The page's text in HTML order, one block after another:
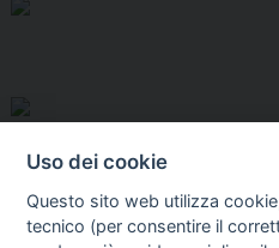
Uso dei cookie
Questo sito web utilizza
tecnico (per consentire il